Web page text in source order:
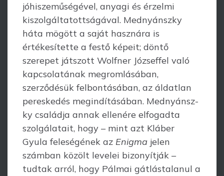
jóhiszeműségével, anyagi és érzelmi
kiszolgáltatottságával. Mednyánszky
háta mögött a saját hasznára is
értékesítette a festő képeit; döntő
szerepet játszott Wolfner Józseffel való
kapcsolatának megrom­lásában,
szerződésük felbontásában, az áldatlan
pereskedés megindításában. Med­nyánsz­
ky családja annak ellenére elfogadta
szolgálatait, hogy – mint azt Kláber
Gyula feleségének az Enigma jelen
számban közölt levelei bizonyítják –
tudtak arról, hogy Pálmai gátlástalanul a